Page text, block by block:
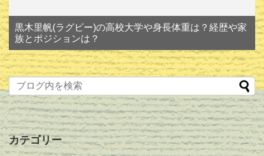
黒木里帆(ラグビー)の高校大学や身長体重は？経歴や家
族とポジションは？
カテゴリー